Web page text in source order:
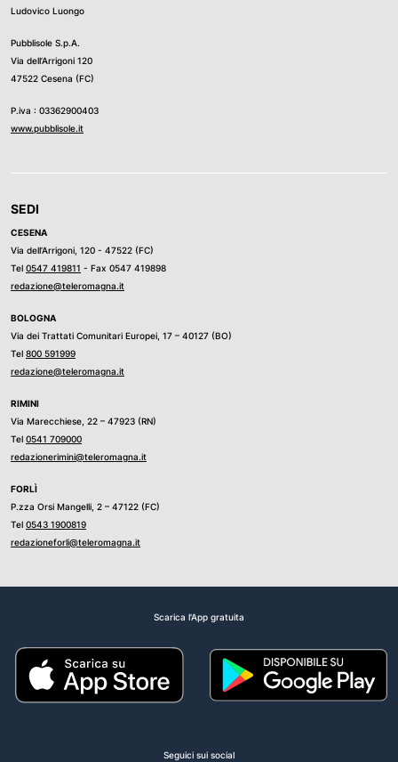
Ludovico Luongo
Pubblisole S.p.A.
Via dell’Arrigoni 120
47522 Cesena (FC)
P.iva : 03362900403
www.pubblisole.it
SEDI
CESENA
Via dell’Arrigoni, 120 - 47522 (FC)
Tel 0547 419811 - Fax 0547 419898
redazione@teleromagna.it
BOLOGNA
Via dei Trattati Comunitari Europei, 17 – 40127 (BO)
Tel 800 591999
redazione@teleromagna.it
RIMINI
Via Marecchiese, 22 – 47923 (RN)
Tel 0541 709000
redazionerimini@teleromagna.it
FORLÌ
P.zza Orsi Mangelli, 2 – 47122 (FC)
Tel 0543 1900819
redazioneforli@teleromagna.it
Scarica l'App gratuita
Seguici sui social